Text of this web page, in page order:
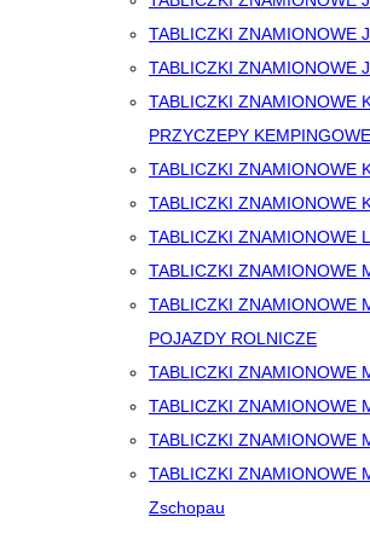
TABLICZKI ZNAMIONOWE
TABLICZKI ZNAMIONOWE
TABLICZKI ZNAMIONOWE
PRZYCZEPY KEMPINGOWE
TABLICZKI ZNAMIONOWE
TABLICZKI ZNAMIONOWE
TABLICZKI ZNAMIONOWE
TABLICZKI ZNAMIONOWE
TABLICZKI ZNAMIONOWE
POJAZDY ROLNICZE
TABLICZKI ZNAMIONOWE
TABLICZKI ZNAMIONOWE
TABLICZKI ZNAMIONOWE
TABLICZKI ZNAMIONOWE
Zschopau